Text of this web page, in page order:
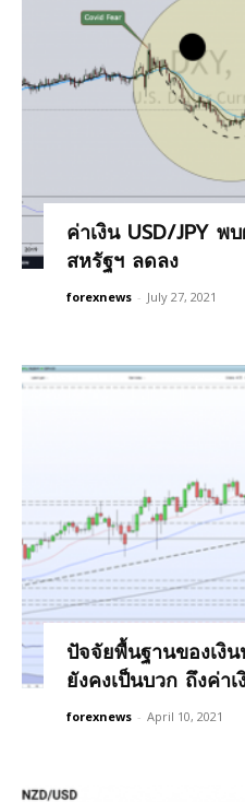
ค่าเงิน USD/JPY
สหรัฐฯ ลดลง
forexnews - July 27, 2021
ปัจจัยพื้นฐานของเงิ
ยังคงเป็นบวก ถึงค่า
forexnews - April 10, 2021